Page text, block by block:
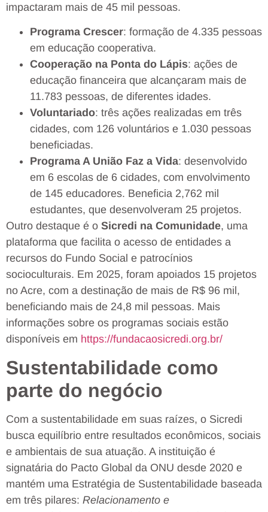
impactaram mais de 45 mil pessoas.
Programa Crescer: formação de 4.335 pessoas
em educação cooperativa.
Cooperação na Ponta do Lápis: ações de
educação financeira que alcançaram mais de
11.783 pessoas, de diferentes idades.
Voluntariado: três ações realizadas em três
cidades, com 126 voluntários e 1.030 pessoas
beneficiadas.
Programa A União Faz a Vida: desenvolvido
em 6 escolas de 6 cidades, com envolvimento
de 145 educadores. Beneficia 2,762 mil
estudantes, que desenvolveram 25 projetos.
Outro destaque é o Sicredi na Comunidade, uma
plataforma que facilita o acesso de entidades a
recursos do Fundo Social e patrocínios
socioculturais. Em 2025, foram apoiados 15 projetos
no Acre, com a destinação de mais de R$ 96 mil,
beneficiando mais de 24,8 mil pessoas. Mais
informações sobre os programas sociais estão
disponíveis em https://fundacaosicredi.org.br/
Sustentabilidade como
parte do negócio
Com a sustentabilidade em suas raízes, o Sicredi
busca equilíbrio entre resultados econômicos, sociais
e ambientais de sua atuação. A instituição é
signatária do Pacto Global da ONU desde 2020 e
mantém uma Estratégia de Sustentabilidade baseada
em três pilares: Relacionamento e